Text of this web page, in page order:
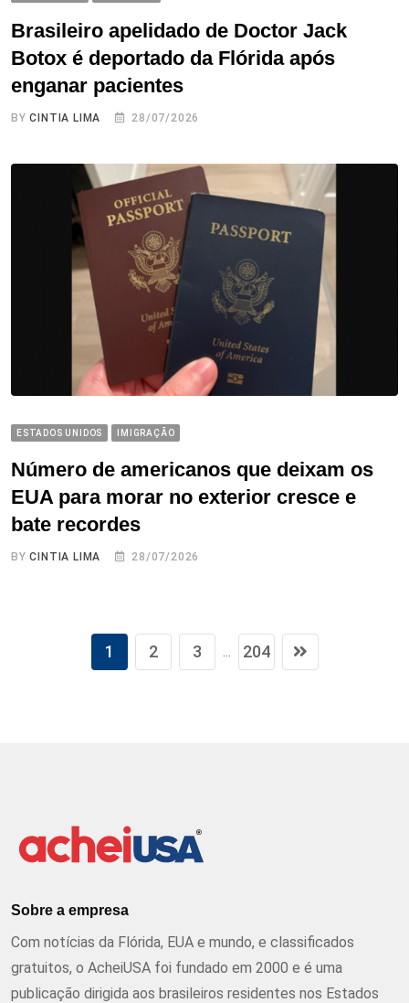
Brasileiro apelidado de Doctor Jack
Botox é deportado da Flórida após
enganar pacientes
BYCINTIA LIMA 28/07/2026
ESTADOS UNIDOS IMIGRAÇÃO
Número de americanos que deixam os
EUA para morar no exterior cresce e
bate recordes
BYCINTIA LIMA 28/07/2026
1 2 3 ... 204
Sobre a empresa
Com notícias da Flórida, EUA e mundo, e classificados
gratuitos, o AcheiUSA foi fundado em 2000 e é uma
publicação dirigida aos brasileiros residentes nos Estados